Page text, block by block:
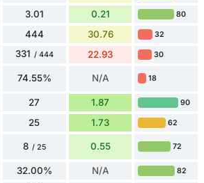
3.01 0.21 80
444 30.76 32
331 / 444 22.93 30
74.55% N/A 18
27 1.87 90
25 1.73 62
8 / 25 0.55 72
32.00% N/A 82